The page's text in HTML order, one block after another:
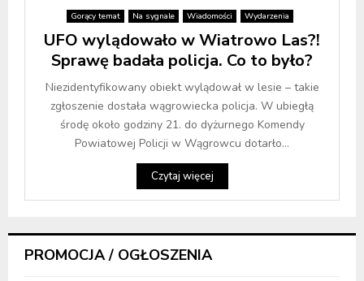
Gorący temat Na sygnale Wiadomości Wydarzenia
UFO wylądowało w Wiatrowo Las?!
Sprawę badała policja. Co to było?
Niezidentyfikowany obiekt wylądował w lesie – takie
zgłoszenie dostała wągrowiecka policja. W ubiegłą
środę około godziny 21. do dyżurnego Komendy
Powiatowej Policji w Wągrowcu dotarło...
Czytaj więcej
PROMOCJA / OGŁOSZENIA